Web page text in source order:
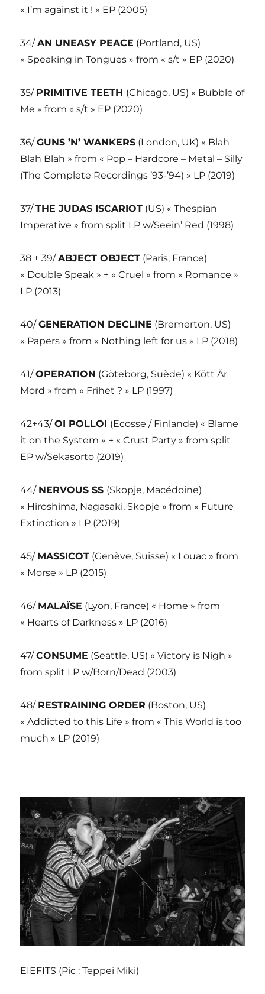
« I’m against it ! » EP (2005)
34/AN UNEASY PEACE (Portland, US)
« Speaking in Tongues » from « s/t » EP (2020)
35/ PRIMITIVE TEETH (Chicago, US) « Bubble of
Me » from « s/t » EP (2020)
36/GUNS ’N’ WANKERS (London, UK) « Blah
Blah Blah » from « Pop – Hardcore – Metal – Silly
(The Complete Recordings ’93-’94) » LP (2019)
37/THE JUDAS ISCARIOT (US) « Thespian
Imperative » from split LP w/Seein’ Red (1998)
38 + 39/ABJECT OBJECT (Paris, France)
« Double Speak » + « Cruel » from « Romance »
LP (2013)
40/GENERATION DECLINE (Bremerton, US)
« Papers » from « Nothing left for us » LP (2018)
41/OPERATION (Göteborg, Suède) « Kött Är
Mord » from « Frihet ? » LP (1997)
42+43/OI POLLOI (Ecosse / Finlande) « Blame
it on the System » + « Crust Party » from split
EP w/Sekasorto (2019)
44/ NERVOUS SS (Skopje, Macédoine)
« Hiroshima, Nagasaki, Skopje » from « Future
Extinction » LP (2019)
45/ MASSICOT (Genève, Suisse) « Louac » from
« Morse » LP (2015)
46/ MALAÏSE (Lyon, France) « Home » from
« Hearts of Darkness » LP (2016)
47/CONSUME (Seattle, US) « Victory is Nigh »
from split LP w/Born/Dead (2003)
48/ RESTRAINING ORDER (Boston, US)
« Addicted to this Life » from « This World is too
much » LP (2019)
EIEFITS (Pic : Teppei Miki)